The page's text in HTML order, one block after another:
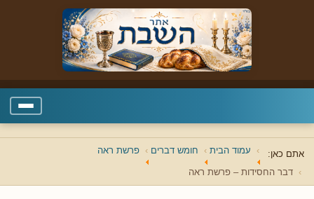
אתם כאן: עמוד הבית חומש דברים פרשת ראה
דבר החסידות – פרשת ראה